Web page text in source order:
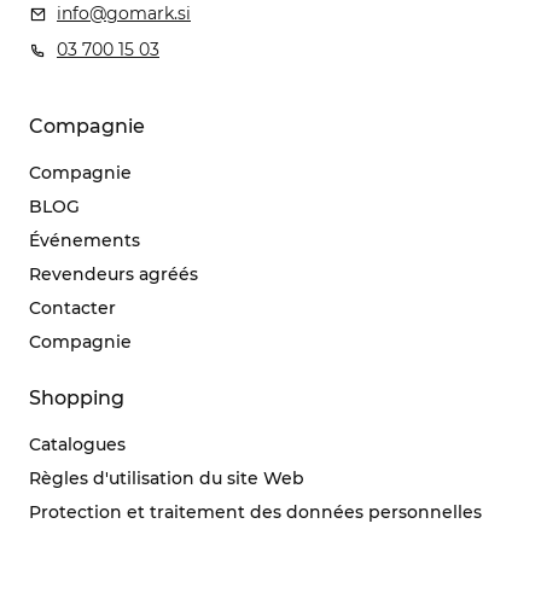
info@gomark.si
03 700 15 03
Compagnie
Compagnie
BLOG
Événements
Revendeurs agréés
Contacter
Compagnie
Shopping
Catalogues
Règles d'utilisation du site Web
Protection et traitement des données personnelles